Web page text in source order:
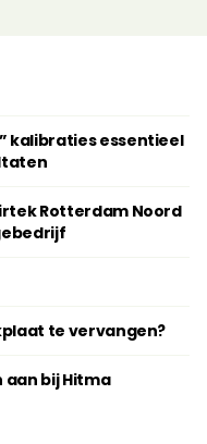
kalibraties essentieel
Rotterdam Noord
te vervangen?
bij Hitma